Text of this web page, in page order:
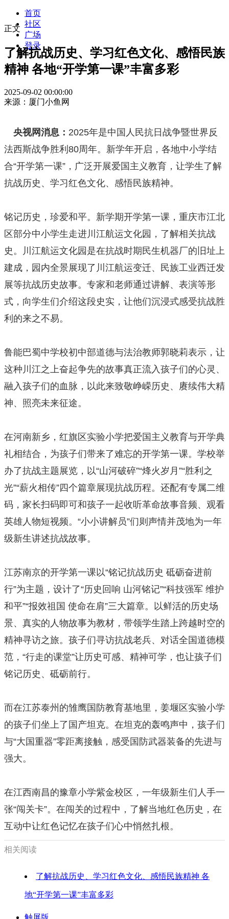
首页
社区
广场
登录
正文
了解抗战历史、学习红色文化、感悟民族
精神 各地“开学第一课”丰富多彩
2025-09-02 00:00:00
来源：厦门小鱼网
央视网消息： 2025年是中国人民抗日战争暨世界反
法西斯战争胜利80周年。新学年开启，各地中小学结
合“开学第一课”，广泛开展爱国主义教育，让学生了解
抗战历史、学习红色文化、感悟民族精神。
铭记历史，珍爱和平。新学期开学第一课，重庆市江北
区部分中小学生走进川江航运文化园，了解相关抗战
史。川江航运文化园是在抗战时期民生机器厂的旧址上
建成，园内全景展现了川江航运变迁、民族工业西迁发
展等抗战历史故事。专家和老师通过讲解、表演等形
式，向学生们介绍这段史实，让他们沉浸式感受抗战胜
利的来之不易。
鲁能巴蜀中学校初中部道德与法治教师郭晓莉表示，让
这种川江之上奋起争先的故事真正流入孩子们的心灵、
融入孩子们的血脉，以此来致敬峥嵘历史、赓续伟大精
神、照亮未来征途。
在河南新乡，红旗区实验小学把爱国主义教育与开学典
礼相结合，为孩子们带来了难忘的开学第一课。学校举
办了抗战主题展览，以“山河破碎”“烽火岁月”“胜利之
光”“薪火相传”四个篇章展现抗战历程。还配有专属二维
码，家长扫码即可和孩子一起收听革命故事音频、观看
英雄人物短视频。“小小讲解员”们则声情并茂地为一年
级新生讲述抗战故事。
江苏南京的开学第一课以“铭记抗战历史 砥砺奋进前
行”为主题，设计了“历史回响 山河铭记”“科技强军 维护
和平”“报效祖国 使命在肩”三大篇章。以鲜活的历史场
景、真实的人物故事为教材，带领学生踏上跨越时空的
精神寻访之旅。孩子们寻访抗战老兵、对话全国道德模
范，“行走的课堂”让历史可感、精神可学，也让孩子们
铭记历史、砥砺前行。
而在江苏泰州的雏鹰国防教育基地里，姜堰区实验小学
的孩子们坐上了国产坦克。在坦克的轰鸣声中，孩子们
与“大国重器”零距离接触，感受国防武器装备的先进与
强大。
在江西南昌的豫章小学紫金校区，一年级新生们人手一
张“闯关卡”。在闯关的过程中，了解当地红色历史，在
互动中让红色记忆在孩子们心中悄然扎根。
相关阅读
了解抗战历史、学习红色文化、感悟民族精神 各
地“开学第一课”丰富多彩
触屏版